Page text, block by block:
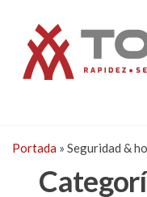
contenido
Portada » Seguridad &